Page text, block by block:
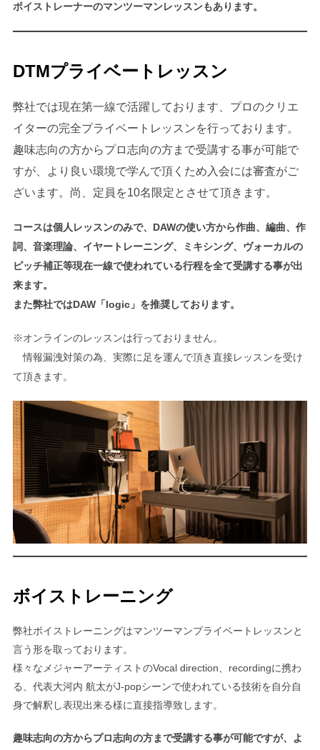
ボイストレーナーのマンツーマンレッスンもあります。
DTMプライベートレッスン
弊社では現在第一線で活躍しております、プロのクリエ
イターの完全プライベートレッスンを行っております。
趣味志向の方からプロ志向の方まで受講する事が可能で
すが、より良い環境で学んで頂くため入会には審査がご
ざいます。尚、定員を10名限定とさせて頂きます。
コースは個人レッスンのみで、DAWの使い方から作曲、編曲、作
詞、音楽理論、イヤートレーニング、ミキシング、ヴォーカルの
ピッチ補正等現在一線で使われている行程を全て受講する事が出
来ます。
また弊社ではDAW「logic」を推奨しております。
※オンラインのレッスンは行っておりません。
情報漏洩対策の為、実際に足を運んで頂き直接レッスンを受け
て頂きます。
ボイストレーニング
弊社ボイストレーニングはマンツーマンプライベートレッスンと
言う形を取っております。
様々なメジャーアーティストのVocal direction、recordingに携わ
る、代表大河内 航太がJ-popシーンで使われている技術を自分自
身で解釈し表現出来る様に直接指導致します。
趣味志向の方からプロ志向の方まで受講する事が可能ですが、よ